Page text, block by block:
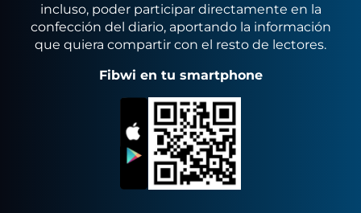
incluso, poder participar directamente en la
confección del diario, aportando la información
que quiera compartir con el resto de lectores.
Fibwi en tu smartphone